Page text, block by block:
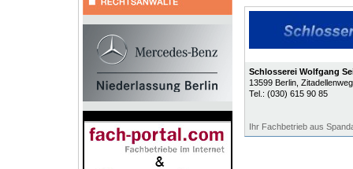
Schlosserei Wolfgang
13599 Berlin,
Tel.: (030) 615 90 85
Ihr Fachbetrieb aus